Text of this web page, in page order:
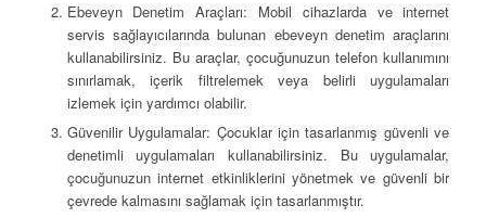
Ebeveyn Denetim Araçları: Mobil cihazlarda ve internet
servis sağlayıcılarında bulunan ebeveyn denetim araçlarını
kullanabilirsiniz. Bu araçlar, çocuğunuzun telefon kullanımını
sınırlamak, içerik filtrelemek veya belirli uygulamaları
izlemek için yardımcı olabilir.
Güvenilir Uygulamalar: Çocuklar için tasarlanmış güvenli ve
denetimli uygulamaları kullanabilirsiniz. Bu uygulamalar,
çocuğunuzun internet etkinliklerini yönetmek ve güvenli bir
çevrede kalmasını sağlamak için tasarlanmıştır.